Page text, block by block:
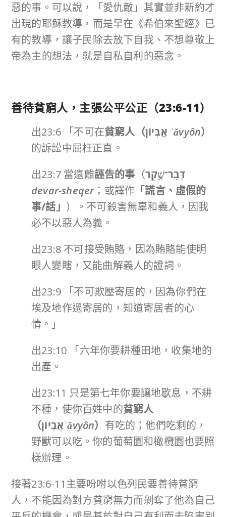
惡的事。可以說，「愛仇敵」其實並非新約才
出現的耶穌教導，而是早在《希伯來聖經》已
有的教導，讓子民除去放下自我、不想尊敬上
帝為主的想法，就是自私自利的惡念。
善待貧窮人，主張公平公正（23:6-11）
出23:6 「不可在貧窮人（אֲבְיוֹן ʾăvyôn）
的訴訟中屈枉正直。
出23:7 當遠離誣告的事 （דְּבַר־שֶׁ֖קֶר
devar-sheqer；或譯作「謊言、虛假的
事/話」 ）。不可殺害無辜和義人，因我
必不以惡人為義。
出23:8 不可接受賄賂，因為賄賂能使明
眼人變瞎，又能曲解義人的證詞。
出23:9 「不可欺壓寄居的，因為你們在
埃及地作過寄居的，知道寄居者的心
情。」
出23:10 「六年你要耕種田地，收集地的
出產。
出23:11 只是第七年你要讓地歇息，不耕
不種，使你百姓中的貧窮人
（אֲבְיוֹןʾăvyôn） 有吃的；他們吃剩的，
野獸可以吃。你的葡萄園和橄欖園也要照
樣辦理。
接著23:6-11主要吩咐以色列民要善待貧窮
人，不能因為對方貧窮無力而剝奪了他為自己